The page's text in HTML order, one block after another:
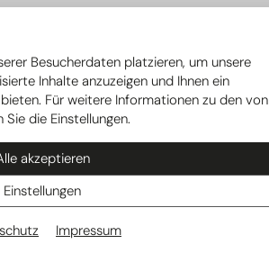
Besucherdaten platzieren, um unsere
Inhalte anzuzeigen und Ihnen ein
Für weitere Informationen zu den von
die Einstellungen.
akzeptieren
Einstellungen
Impressum